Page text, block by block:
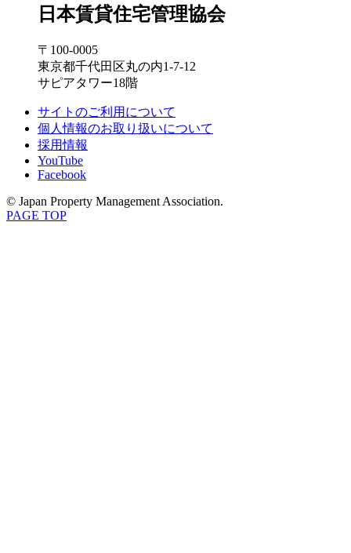
日本賃貸住宅管理協会
〒100-0005
東京都千代田区丸の内1-7-12
サピアタワー18階
サイトのご利用について
個人情報のお取り扱いについて
採用情報
YouTube
Facebook
© Japan Property Management Association.
PAGE TOP